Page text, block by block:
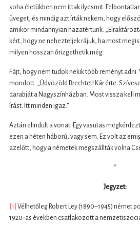
soha életükben nem ittak ilyesmit.
üveget, és mindig azt írták nekem, hogy
amikor mindannyian hazatértünk.
kért, hogy ne nehezteljek rájuk, ha most
milyen hosszan őrizgethetik még.
Fájt, hogy nem tudok nekik több reményt
mondott: „Üdvözöld Brechtet! Kár érte.
darabját a Nagyszínházban. Most vissza kell
írást. Itt minden igaz.”
Aztán elindult a vonat. Egy vasutas
ezen a héten háború, vagy sem. Ez volt az
azelőtt, hogy a németek megszállták volna
*
Jegyzet:
[1] Vélhetőleg Robert Ley (1890–1945) német
1920-as években csatlakozott a